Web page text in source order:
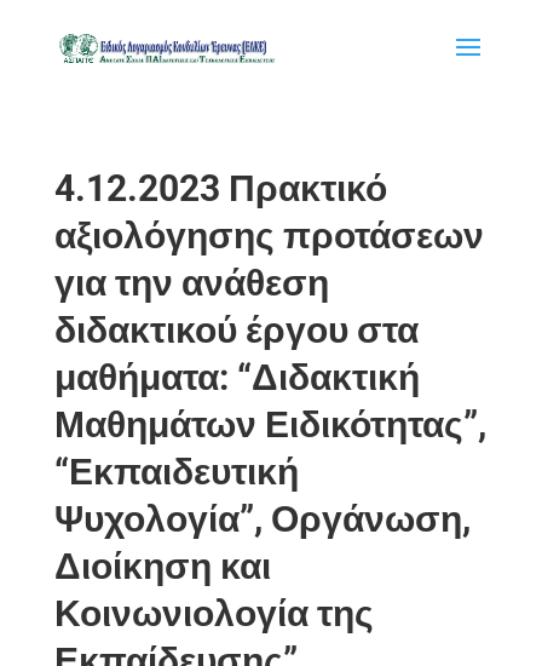
4.12.2023 Πρακτικό
αξιολόγησης προτάσεων
για την ανάθεση
διδακτικού έργου στα
μαθήματα: “Διδακτική
Μαθημάτων Ειδικότητας”,
“Εκπαιδευτική
Ψυχολογία”, Οργάνωση,
Διοίκηση και
Κοινωνιολογία της